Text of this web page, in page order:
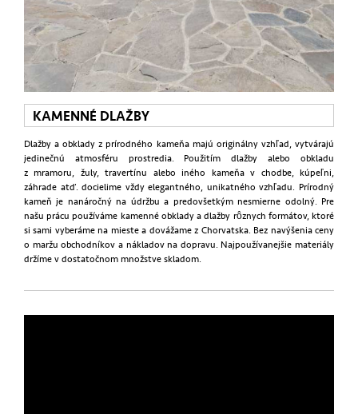
KAMENNÉ DLAŽBY
Dlažby a obklady z prírodného kameňa majú originálny vzhľad, vytvárajú
jedinečnú atmosféru prostredia. Použitím dlažby alebo obkladu
z mramoru, žuly, travertínu alebo iného kameňa v chodbe, kúpeľni,
záhrade atď. docielime vždy elegantného, unikatného vzhľadu. Prírodný
kameň je nanáročný na údržbu a predovšetkým nesmierne odolný. Pre
našu prácu používáme kamenné obklady a dlažby rôznych formátov, ktoré
si sami vyberáme na mieste a dovážame z Chorvatska. Bez navýšenia ceny
o maržu obchodníkov a nákladov na dopravu. Najpoužívanejšie materiály
držíme v dostatočnom množstve skladom.